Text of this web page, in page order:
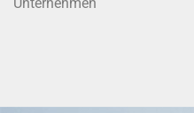
Unternehmen